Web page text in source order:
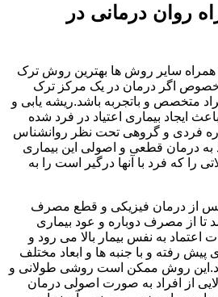
روان درمانی در
همراه سایر روش ها بهترین روش ترک
خصوص اگر درمان در یک مرکز ترک
متخصص و باتجربه باشد.ریشه یابی و
ایجاد بیماری اعتیاد در فرد شده
فردی و گروهی تحت نظر روانشناس
درمان قطعی و اصولی این بیماری
را که فرد با آنها درگیر است را به
از درمان فیزیکی و قطع مصرف
تا از مصرف دوباره و عود بیماری
به نفس بیمار بالا می رود و
رفته و با جنبه ها و ابعاد مختلف
روش ممکن است روشی طولانی و
از افراد به صورت اصولی درمان